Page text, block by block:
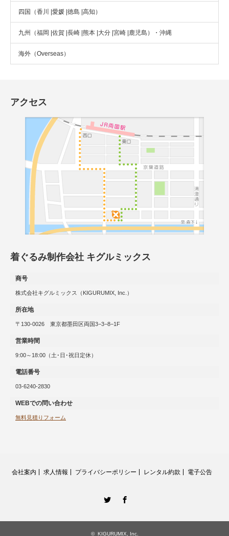
四国（香川 |愛媛 |徳島 |高知）
九州（福岡 |佐賀 |長崎 |熊本 |大分 |宮崎 |鹿児島）・沖縄
海外（Overseas）
アクセス
着ぐるみ制作会社 キグルミックス
商号
株式会社キグルミックス（KIGURUMIX, Inc.）
所在地
〒130-0026 東京都墨田区両国3−3−8−1F
営業時間
9:00～18:00（土･日･祝日定休）
電話番号
03-6240-2830
WEBでの問い合わせ
無料見積りフォーム
会社案内 求人情報 プライバシーポリシー レンタル約款 電子公告
© KIGURUMIX, Inc.